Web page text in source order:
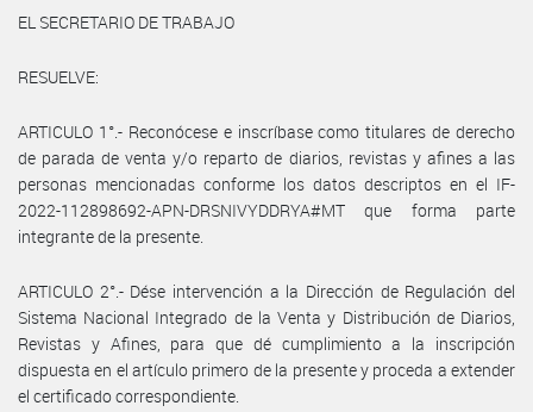
EL SECRETARIO DE TRABAJO
RESUELVE:
ARTICULO 1°.- Reconócese e inscríbase como titulares de derecho
de parada de venta y/o reparto de diarios, revistas y afines a las
personas mencionadas conforme los datos descriptos en el IF-
2022-112898692-APN-DRSNIVYDDRYA#MT que forma parte
integrante de la presente.
ARTICULO 2°.- Dése intervención a la Dirección de Regulación del
Sistema Nacional Integrado de la Venta y Distribución de Diarios,
Revistas y Afines, para que dé cumplimiento a la inscripción
dispuesta en el artículo primero de la presente y proceda a extender
el certificado correspondiente.